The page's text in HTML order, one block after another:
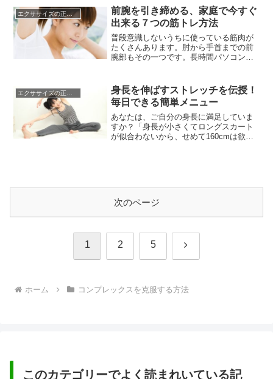
は、あのブヨブヨで、くびれのないお腹
が好きなんだ」という男性はなかなかい
ないと思います。いたとしても、太...
エクササイズの正しい知識☆
前腕を引き締める、家庭で今すぐ
出来る７つの筋トレ方法
普段意識しないうちに使っている筋肉が
たくさんあります。肘から手首までの前
腕部もその一つです。長時間パソコンの
だんだるくなって張ってくることはあり
ませんか?その張りは前腕部に疲れがたま
ってきた証拠です。前腕部に疲れがたま
ってくると、肩や背中まで凝って...
身長を伸ばすストレッチを伝授！
毎日できる簡単メニュー
あなたは、ご自分の身長に満足していま
すか？「身長が小さくてロングスカート
が似合わないから、せめて160cmは欲し
努力をしてみましょう！何もせずにただ
次のページ
1 2 5 次
ホーム コンプレックスを克服する方法
このカテゴリーでよく読まれいている記